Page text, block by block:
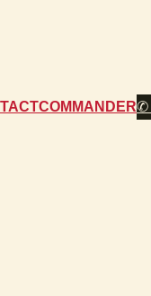
COMMANDER✆